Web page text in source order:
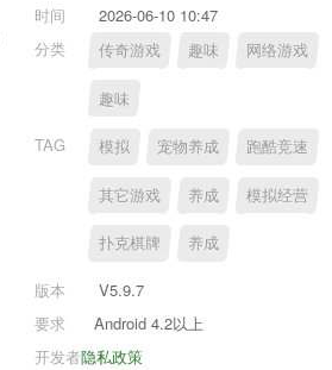
时间
2026-06-10 10:47
分类
传奇游戏 趣味 网络游戏
趣味
TAG 模拟 宠物养成 跑酷竞速
其它游戏 养成 模拟经营
扑克棋牌 养成
版本
V5.9.7
要求
Android 4.2以上
隐私政策
开发者